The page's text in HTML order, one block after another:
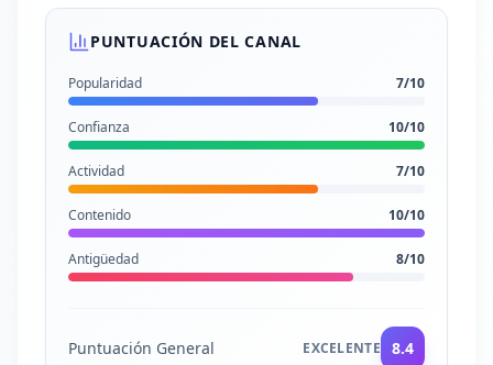
PUNTUACIÓN DEL CANAL
Popularidad 7/10
Confianza 10/10
Actividad 7/10
Contenido 10/10
Antigüedad 8/10
Puntuación General EXCELENTE 8.4